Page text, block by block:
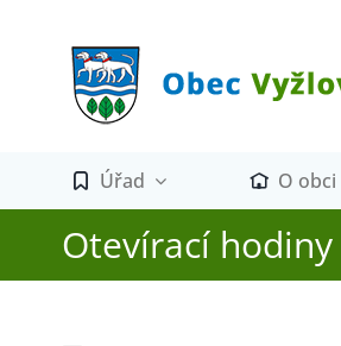
Úřad O obci
Otevírací